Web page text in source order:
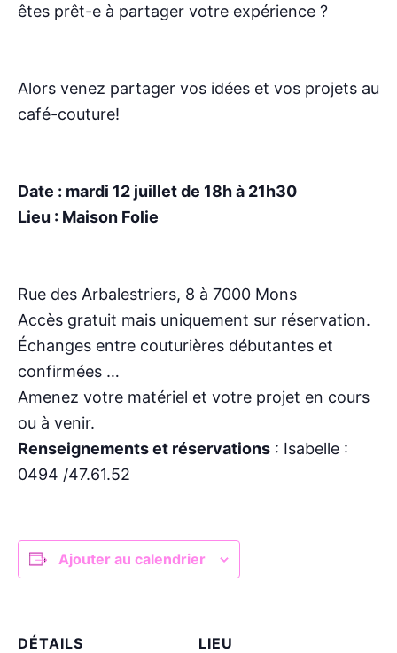
êtes prêt-e à partager votre expérience ?
Alors venez partager vos idées et vos projets au
café-couture!
Date : mardi 12 juillet de 18h à 21h30
Lieu : Maison Folie
Rue des Arbalestriers, 8 à 7000 Mons
Accès gratuit mais uniquement sur réservation.
Échanges entre couturières débutantes et
confirmées …
Amenez votre matériel et votre projet en cours
ou à venir.
Renseignements et réservations : Isabelle :
0494 /47.61.52
Ajouter au calendrier
DÉTAILS
LIEU